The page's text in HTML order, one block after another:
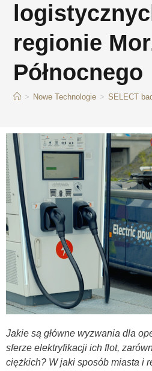
regionie
Północnego
> Nowe Technologie > SELECT
Jakie są główne wyzwania dla
sferze elektryfikacji ich flot,
ciężkich? W jaki sposób miasta i